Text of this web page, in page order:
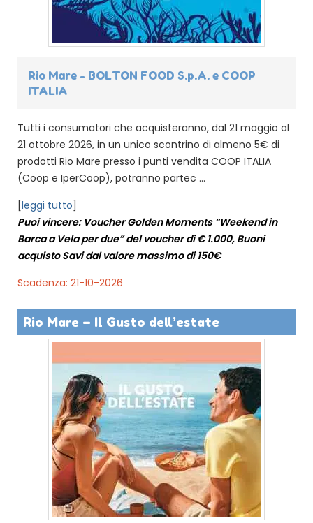
Rio Mare - BOLTON FOOD S.p.A. e COOP
ITALIA
Tutti i consumatori che acquisteranno, dal 21 maggio al
21 ottobre 2026, in un unico scontrino di almeno 5€ di
prodotti Rio Mare presso i punti vendita COOP ITALIA
(Coop e IperCoop), potranno partec ...
[leggi tutto]
Puoi vincere: Voucher Golden Moments “Weekend in
Barca a Vela per due” del voucher di € 1.000, Buoni
acquisto Savi dal valore massimo di 150€
Scadenza: 21-10-2026
Rio Mare – Il Gusto dell’estate